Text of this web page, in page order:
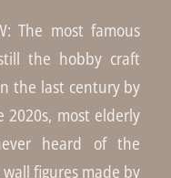
The most famous
the hobby craft
the last century by
most elderly
heard of the
figures made by